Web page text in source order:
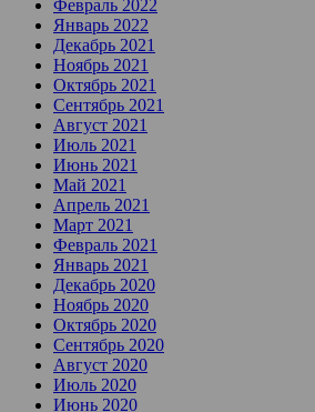
Февраль 2022
Январь 2022
Декабрь 2021
Ноябрь 2021
Октябрь 2021
Сентябрь 2021
Август 2021
Июль 2021
Июнь 2021
Май 2021
Апрель 2021
Март 2021
Февраль 2021
Январь 2021
Декабрь 2020
Ноябрь 2020
Октябрь 2020
Сентябрь 2020
Август 2020
Июль 2020
Июнь 2020